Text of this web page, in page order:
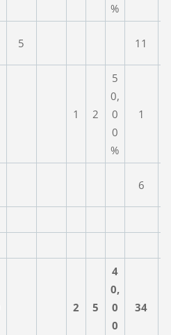
%
5 11
1 2
5
0,
0
0
%
1
6
2 5
4
0,
0
0
34